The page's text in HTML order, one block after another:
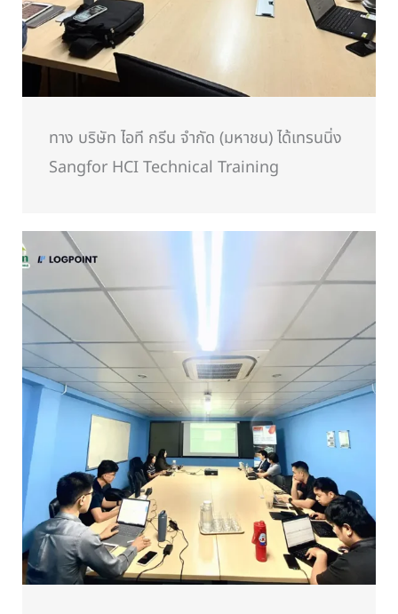
ทาง บริษัท ไอที กรีน จำกัด (มหาชน) ได้เทรนนิ่ง
Sangfor HCI Technical Training